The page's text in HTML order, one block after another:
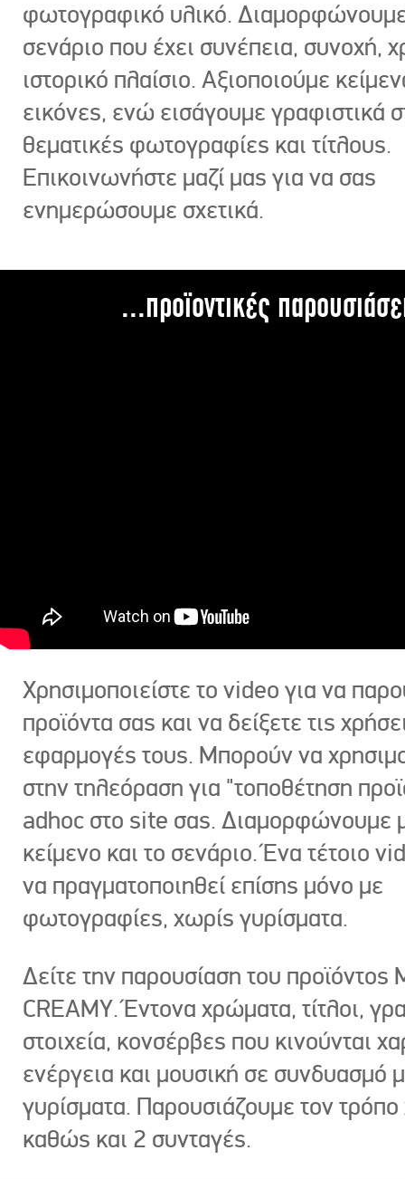
φωτογραφικό υλικό.
σενάριο που έχει συνέπεια, συνοχή,
ιστορικό πλαίσιο. Αξιοποιούμε
εικόνες, ενώ εισάγουμε γραφιστικά
θεματικές φωτογραφίες και τίτλους.
Επικοινωνήστε μαζί μας για να σας
ενημερώσουμε σχετικά.
...προϊοντικές
Χρησιμοποιείστε το video για να
προϊόντα σας και να δείξετε τις
εφαρμογές τους. Μπορούν να
στην τηλεόραση για "τοποθέτηση
adhoc στο site σας. Διαμορφώνουμε
κείμενο και το σενάριο. Ένα τέτοιο
να πραγματοποιηθεί επίσης μόνο με
φωτογραφίες, χωρίς γυρίσματα.
Δείτε την παρουσίαση του προϊόντος
CREAMY. Έντονα χρώματα, τίτλοι,
στοιχεία, κονσέρβες που κινούνται
ενέργεια και μουσική σε συνδυασμό
γυρίσματα. Παρουσιάζουμε τον
καθώς και 2 συνταγές.